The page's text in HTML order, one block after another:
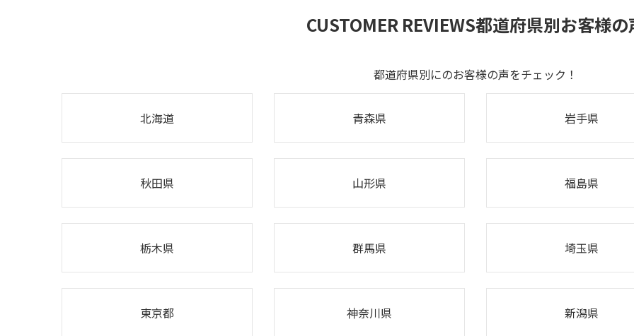
CUSTOMER REVIEWS都道府県別お客様の
都道府県別にのお客様の声をチェック！
北海道 青森県 岩手県
秋田県 山形県 福島県
栃木県 群馬県 埼玉県
東京都 神奈川県 新潟県